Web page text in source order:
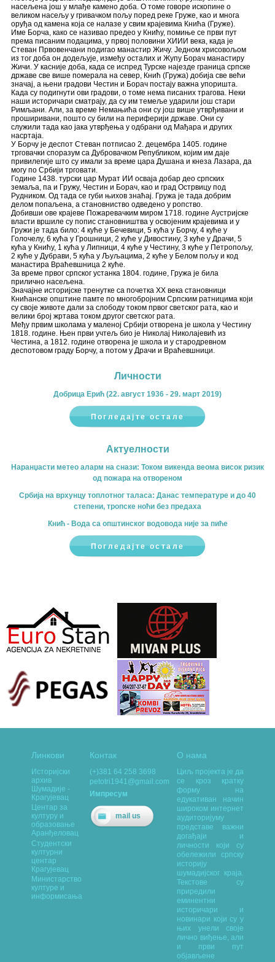
насељена још у млађе камено доба. О томе говоре ископине о
великом насељу у гривачком пољу поред реке Груже, као и многа
оруђа од камена која се налазе у свим крајевима Кнића (Груже).
Име Борча, како се називао предео у Книћу, помиње се први пут
према писаним подацима, у првој половини XИИИ века, када је
Стеван Првовенчани подигао манастир Жичу. Једном хрисовољом
из тог доба он додељује, између осталих и Жупу Борач манастиру
Жичи. У касније доба, када се испред Турске најезде граница српске
државе све више померала на север, Кнић (Гружа) добија све већи
значај, а њени градови Честин и Борач постају важна упоришта.
Када су подигнути ови градови, о томе нема писаних трагова. Неки
наши историчари сматрају, да су им темеље ударили још стари
Римљани. Али, за време Немањића они су још више утврђивани и
проширивани, пошто су били на периферији државе. Они су
служили тада као јака утврђења у одбрани од Мађара и других
насртаја.
У Борчу је деспот Стеван потписао 2. децембра 1405. године
трговачки споразум са Дубровачком Републиком, којим им даје
привилегије што су имали за време цара Душана и кнеза Лазара, да
могу по Србији трговати.
Године 1438. турски цар Мурат ИИ осваја добар део српских
земаља, па и Гружу, Честин и Борач, као и град Острвицу под
Рудником. Од тада се губи њихов знаћај. Гружа је тада добрим
делом попаљена, а становниство одведено у ропство.
Добивши ове крајеве Пожаревачким миром 1718. године Аустријске
власти вршиле су попис становништва у освојеним крајевима и у
Гружи је тада било: 4 куће у Бечевици, 5 кућа у Борчу, 4 куће у
Голочелу, 6 кућа у Грошници, 2 куће у Дивостину, 3 куће у Драчи, 5
кућа у Книћу, 1 кућа у Липници, 4 куће у Честину, 3 куће у Петропољу,
2 куће у Дубрави, 5 кућа у Љуљацима, 2 куће у Белом пољу и код
манастира Враћевшница 2 куће.
За време првог српског устанка 1804. године, Гружа је била
прилично насељена.
Значајне историјске тренутке са почетка XX века становници
Книћанске општине памте по многобројним Српским ратницима који
су своје животе дали за слободу током првог светског рата, као и
велики број жртава током другог светског рата.
Међу првим школама у маленој Србији отворена је школа у Честину
1818. године. Њен први учтељ био је Николај Николајевић из
Честина, а 1812. године отворена је школа и у стародревном
деспотовом граду Борчу, а потом у Драчи и Враћевшници.
Личности
Добрица Ерић (22. август 1936 - 29. март 2019)
Погледајте остале
Актуелности
Наранџасти метео аларм на снази: Током викенда веома висок ризик
од пожара на отвореном
Србија на врхунцу топлотног таласа: Данас температуре и до 40
степени, тропске ноћи без предаха
Кнић - Вода са општинског водовода није за пиће
Погледајте остале
Линкови
Историјски
архив
Шумадије -
Крагујевац
Центар за
културу и
образовање
Аранђеловац
Студентски
културни
центар
Крагујевац
Министарство
културе и
информисања
Контак
(+)381 64 258 3698
petotri1941@gmail.com
Импресум
mail us
О нама
Циљ пројекта је да
се кроз кратку
форму на
едукативан начин
широком интернет
аудиторијуму
представе важни
догађаји и
личности који су
обележили српску
историју
шумадијског краја.
Текстове су
приредили
еминентни
историчари и
новинари који су у
њих унели своје
лично виђење, али
и први пут
објављене